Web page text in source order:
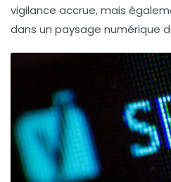
vigilance accrue, mais
dans un paysage numérique